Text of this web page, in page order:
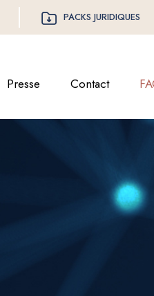
PACKS JURIDIQUES
Presse Contact